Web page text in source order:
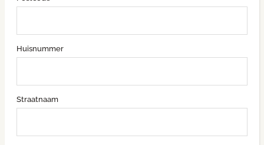
Huisnummer
Straatnaam